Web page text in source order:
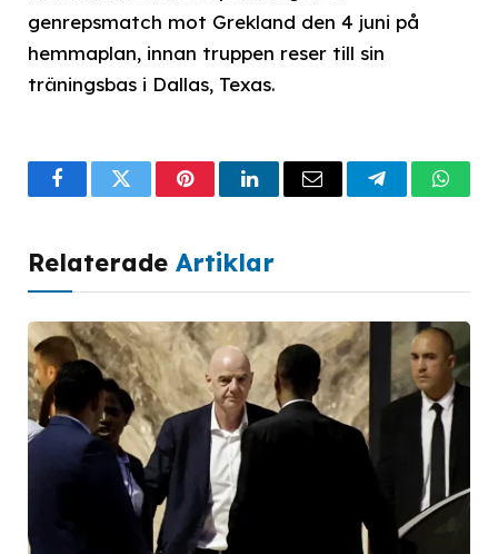
genrepsmatch mot Grekland den 4 juni på
hemmaplan, innan truppen reser till sin
träningsbas i Dallas, Texas.
FacebookTwitterPinterestLinkedInEmail Telegram
Relaterade Artiklar